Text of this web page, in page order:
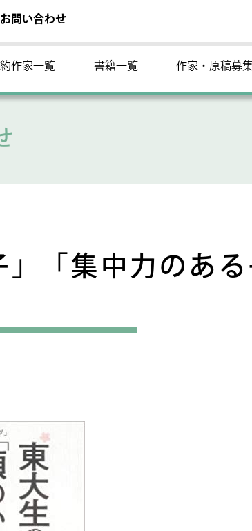
お問い合わせ
作家一覧 書籍一覧 作家・原稿募
「集中力のあ